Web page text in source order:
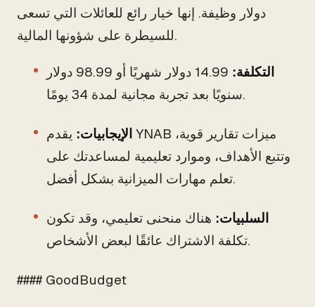
دولار وظيفة. إنها خيار رائع للعائلات التي تسعى
للسيطرة على شؤونها المالية.
التكلفة:
14.99 دولار شهريًا أو 98.99 دولار
سنويًا بعد تجربة مجانية لمدة 34 يومًا.
الإيجابيات: يقدم YNAB ميزات تقارير قوية،
وتتبع الأهداف، وموارد تعليمية لمساعدتك على
تعلم مهارات الميزانية بشكل أفضل.
السلبيات: هناك منحنى تعليمي، وقد تكون
تكلفة الاشتراك عائقًا لبعض الأشخاص.
#### GoodBudget